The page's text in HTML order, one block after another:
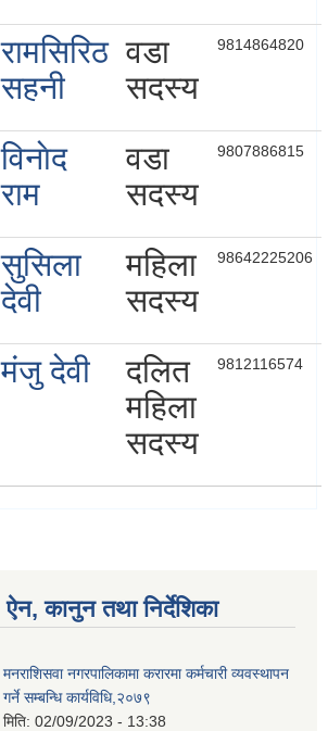
रामसिरिठ
सहनी
वडा
सदस्य
9814864820
विनाेद
राम
वडा
सदस्य
9807886815
सुसिला
देवी
महिला
सदस्य
98642225206
मंजु देवी
दलित
महिला
सदस्य
9812116574
ऐन, कानुन तथा निर्देशिका
मनराशिसवा नगरपालिकामा करारमा कर्मचारी व्यवस्थापन
गर्ने सम्बन्धि कार्यविधि,२०७९
मिति: 02/09/2023 - 13:38